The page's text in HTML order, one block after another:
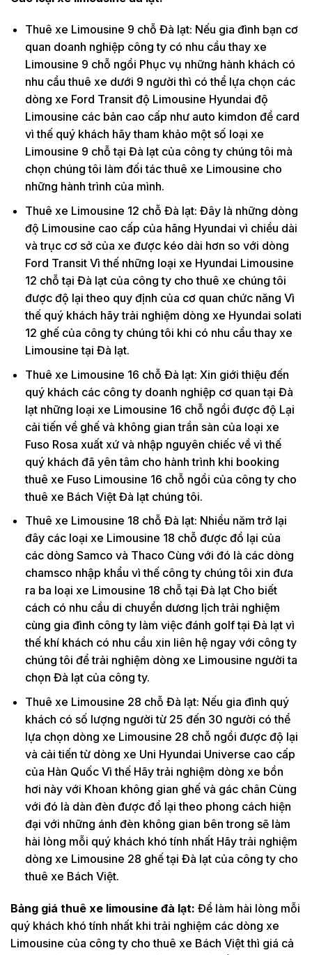
Thuê xe Limousine 9 chỗ Đà lạt: Nếu gia đình bạn cơ
quan doanh nghiệp công ty có nhu cầu thay xe
Limousine 9 chỗ ngồi Phục vụ những hành khách có
nhu cầu thuê xe dưới 9 người thì có thể lựa chọn các
dòng xe Ford Transit độ Limousine Hyundai độ
Limousine các bản cao cấp như auto kimdon đề card
vì thế quý khách hãy tham khảo một số loại xe
Limousine 9 chỗ tại Đà lạt của công ty chúng tôi mà
chọn chúng tôi làm đối tác thuê xe Limousine cho
những hành trình của mình.
Thuê xe Limousine 12 chỗ Đà lạt: Đây là những dòng
độ Limousine cao cấp của hãng Hyundai vì chiều dài
và trục cơ sở của xe được kéo dài hơn so với dòng
Ford Transit Vì thế những loại xe Hyundai Limousine
12 chỗ tại Đà lạt của công ty cho thuê xe chúng tôi
được độ lại theo quy định của cơ quan chức năng Vì
thế quý khách hãy trải nghiệm dòng xe Hyundai solati
12 ghế của công ty chúng tôi khi có nhu cầu thay xe
Limousine tại Đà lạt.
Thuê xe Limousine 16 chỗ Đà lạt: Xin giới thiệu đến
quý khách các công ty doanh nghiệp cơ quan tại Đà
lạt những loại xe Limousine 16 chỗ ngồi được độ Lại
cải tiến về ghế và không gian trần sàn của loại xe
Fuso Rosa xuất xứ và nhập nguyên chiếc về vì thế
quý khách đã yên tâm cho hành trình khi booking
thuê xe Fuso Limousine 16 chỗ ngồi của công ty cho
thuê xe Bách Việt Đà lạt chúng tôi.
Thuê xe Limousine 18 chỗ Đà lạt: Nhiều năm trở lại
đây các loại xe Limousine 18 chỗ được đồ lại của
các dòng Samco và Thaco Cùng với đó là các dòng
chamsco nhập khẩu vì thế công ty chúng tôi xin đưa
ra ba loại xe Limousine 18 chỗ tại Đà lạt Cho biết
cách có nhu cầu di chuyển dương lịch trải nghiệm
cùng gia đình công ty làm việc đánh golf tại Đà lạt vì
thế khí khách có nhu cầu xin liên hệ ngay với công ty
chúng tôi để trải nghiệm dòng xe Limousine người ta
chọn Đà lạt của công ty.
Thuê xe Limousine 28 chỗ Đà lạt: Nếu gia đình quý
khách có số lượng người từ 25 đến 30 người có thể
lựa chọn dòng xe Limousine 28 chỗ ngồi được độ lại
và cải tiến từ dòng xe Uni Hyundai Universe cao cấp
của Hàn Quốc Vì thế Hãy trải nghiệm dòng xe bồn
hơi này với Khoan không gian ghế và gác chân Cùng
với đó là dàn đèn được đổ lại theo phong cách hiện
đại với những ánh đèn không gian bên trong sẽ làm
hài lòng mỗi quý khách khó tính nhất Hãy trải nghiệm
dòng xe Limousine 28 ghế tại Đà lạt của công ty cho
thuê xe Bách Việt.
Bảng giá thuê xe limousine đà lạt: Để làm hài lòng mỗi
quý khách khó tính nhất khi trải nghiệm các dòng xe
Limousine của công ty cho thuê xe Bách Việt thì giá cả